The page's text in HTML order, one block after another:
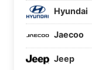
Hyundai
Jaecoo
Jeep